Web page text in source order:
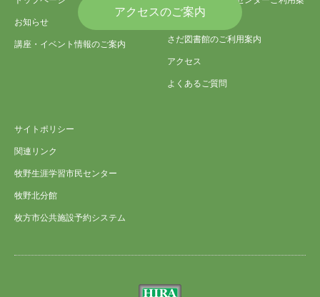
アクセスのご案内
お知らせ
講座・イベント情報のご案内
内
さだ図書館のご利用案内
アクセス
よくあるご質問
サイトポリシー
関連リンク
牧野生涯学習市民センター
牧野北分館
枚方市公共施設予約システム